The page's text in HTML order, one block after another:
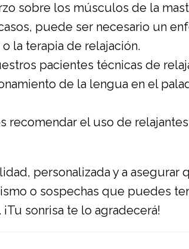
sobre los músculos de la
puede ser necesario un
la terapia de relajación.
pacientes técnicas de
de la lengua en el
recomendar el uso de
personalizada y a asegurar
o sospechas que puedes
sonrisa te lo agradecerá!